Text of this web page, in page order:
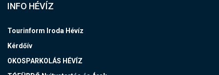
INFO HÉVÍZ
Tourinform Iroda Hévíz
Kérdőív
OKOSPARKOLÁS HÉVÍZ